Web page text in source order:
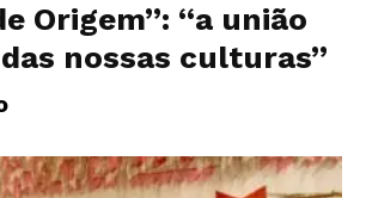
Origem”: “a união
nossas culturas”